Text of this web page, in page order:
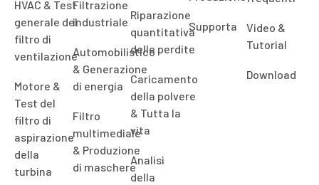
HVAC & Test
generale del
filtro di
ventilazione
Motore &
Test del
filtro di
aspirazione
della
turbina
Filtrazione
industriale
Automobilistico
& Generazione
di energia
Filtro
multimediale
& Produzione
di maschere
Riparazione
quantitativa
delle perdite
Caricamento
della polvere
& Tutta la
vita
Analisi
della
Supporta
Video &
Tutorial
Download